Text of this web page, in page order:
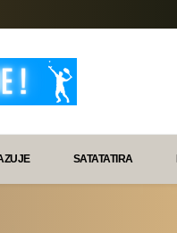
SATATATIRA